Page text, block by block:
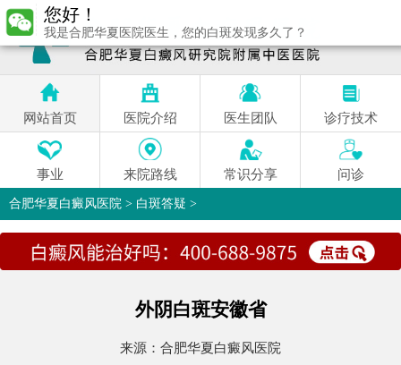
网站首页 医院介绍 医生团队 诊疗技术
事业 来院路线 常识分享 问诊
合肥华夏白癜风医院 > 白斑答疑 >
外阴白斑安徽省
来源： 合肥华夏白癜风医院
您好！
我是合肥华夏医院医生，您的白斑发现多久了？